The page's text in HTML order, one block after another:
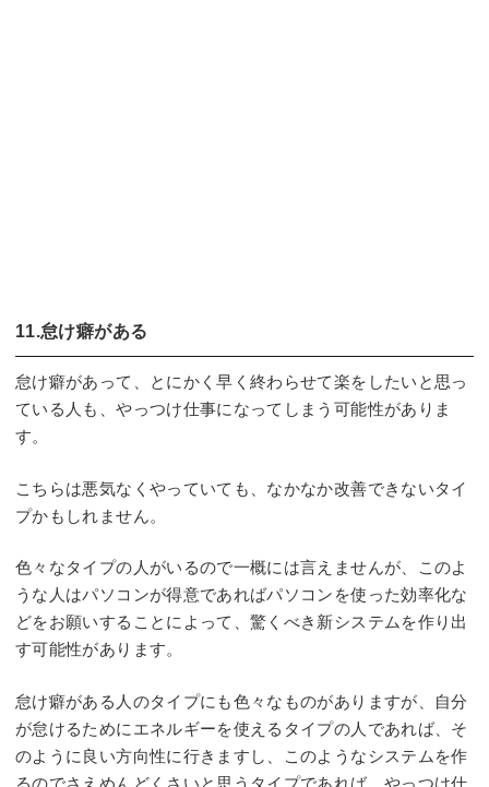
11.怠け癖がある
怠け癖があって、とにかく早く終わらせて楽をしたいと思っ
ている人も、やっつけ仕事になってしまう可能性がありま
す。
こちらは悪気なくやっていても、なかなか改善できないタイ
プかもしれません。
色々なタイプの人がいるので一概には言えませんが、このよ
うな人はパソコンが得意であればパソコンを使った効率化な
どをお願いすることによって、驚くべき新システムを作り出
す可能性があります。
怠け癖がある人のタイプにも色々なものがありますが、自分
が怠けるためにエネルギーを使えるタイプの人であれば、そ
のように良い方向性に行きますし、このようなシステムを作
るのでさえめんどくさいと思うタイプであれば、やっつけ仕